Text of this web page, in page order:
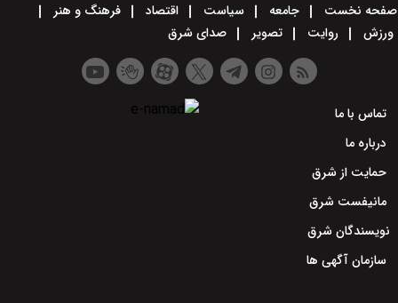
صفحه نخست جامعه سیاست اقتصاد
فرهنگ و هنر
ورزش
روایت تصویر صدای شرق
تماس با ما
درباره ما
حمایت از شرق
مانیفست شرق
نویسندگان شرق
سازمان آگهی ها